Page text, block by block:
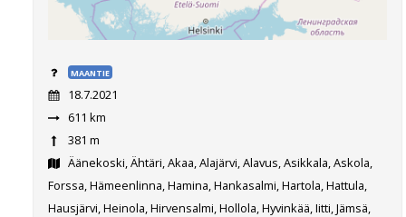
MAANTIE
18.7.2021
611 km
381 m
Äänekoski, Ähtäri, Akaa, Alajärvi, Alavus, Asikkala, Askola,
Forssa, Hämeenlinna, Hamina, Hankasalmi, Hartola, Hattula,
Hausjärvi, Heinola, Hirvensalmi, Hollola, Hyvinkää, Iitti, Jämsä,